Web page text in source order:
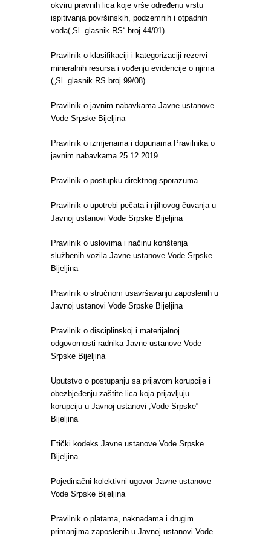
okviru pravnih lica koje vrše određenu vrstu
ispitivanja površinskih, podzemnih i otpadnih
voda(„Sl. glasnik RS“ broj 44/01)
Pravilnik o klasifikaciji i kategorizaciji rezervi
mineralnih resursa i vođenju evidencije o njima
(„Sl. glasnik RS broj 99/08)
Pravilnik o javnim nabavkama Javne ustanove
Vode Srpske Bijeljina
Pravilnik o izmjenama i dopunama Pravilnika o
javnim nabavkama 25.12.2019.
Pravilnik o postupku direktnog sporazuma
Pravilnik o upotrebi pečata i njihovog čuvanja u
Javnoj ustanovi Vode Srpske Bijeljina
Pravilnik o uslovima i načinu korištenja
službenih vozila Javne ustanove Vode Srpske
Bijeljina
Pravilnik o stručnom usavršavanju zaposlenih u
Javnoj ustanovi Vode Srpske Bijeljina
Pravilnik o disciplinskoj i materijalnoj
odgovornosti radnika Javne ustanove Vode
Srpske Bijeljina
Uputstvo o postupanju sa prijavom korupcije i
obezbjeđenju zaštite lica koja prijavljuju
korupciju u Javnoj ustanovi „Vode Srpske“
Bijeljina
Etički kodeks Javne ustanove Vode Srpske
Bijeljina
Pojedinačni kolektivni ugovor Javne ustanove
Vode Srpske Bijeljina
Pravilnik o platama, naknadama i drugim
primanjima zaposlenih u Javnoj ustanovi Vode